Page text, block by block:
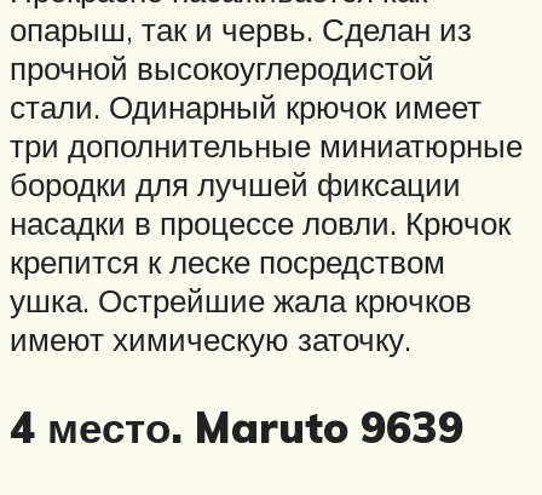
опарыш, так и червь. Сделан из
прочной высокоуглеродистой
стали. Одинарный крючок имеет
три дополнительные миниатюрные
бородки для лучшей фиксации
насадки в процессе ловли. Крючок
крепится к леске посредством
ушка. Острейшие жала крючков
имеют химическую заточку.
4 место. Maruto 9639